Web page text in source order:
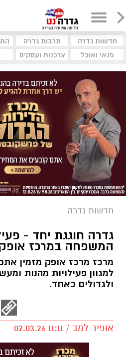
חדשות גדרה תרבות גדרה
פנאי ואוכל
צרכנות ועסקים
חדשות גדרה
גדרה חוגגת יחד -
המשפחה במרכז
מרכז מרכז אופק מזמין
למגוון פעילויות מהנות
ולגדולים כאחד.
אופיר למב / 11:11 02.03.26